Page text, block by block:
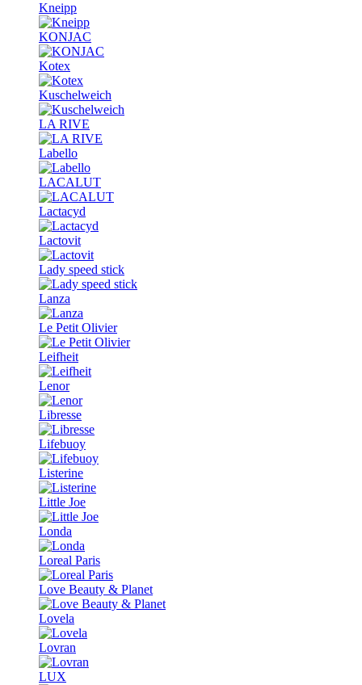
Kneipp
KONJAC
Kotex
Kuschelweich
LA RIVE
Labello
LACALUT
Lactacyd
Lactovit
Lady speed stick
Lanza
Le Petit Olivier
Leifheit
Lenor
Libresse
Lifebuoy
Listerine
Little Joe
Londa
Loreal Paris
Love Beauty & Planet
Lovela
Lovran
LUX